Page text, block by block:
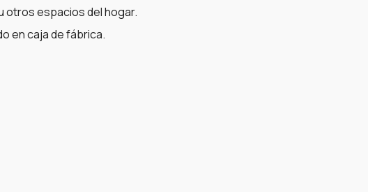
otros espacios del hogar.
en caja de fábrica.